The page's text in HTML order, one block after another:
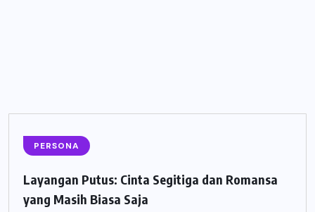
PERSONA
Layangan Putus: Cinta Segitiga dan Romansa
yang Masih Biasa Saja